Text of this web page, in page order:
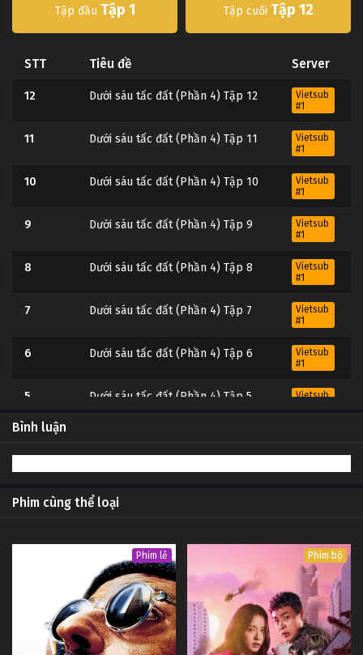
Tập đầu Tập 1 Tập cuối Tập 12
STT Tiêu đề Server
12 Dưới sáu tấc đất (Phần 4) Tập 12
Vietsub
#1
11 Dưới sáu tấc đất (Phần 4) Tập 11
Vietsub
#1
10 Dưới sáu tấc đất (Phần 4) Tập 10
Vietsub
#1
9 Dưới sáu tấc đất (Phần 4) Tập 9
Vietsub
#1
8 Dưới sáu tấc đất (Phần 4) Tập 8
Vietsub
#1
7 Dưới sáu tấc đất (Phần 4) Tập 7
Vietsub
#1
6 Dưới sáu tấc đất (Phần 4) Tập 6
Vietsub
#1
5 Dưới sáu tấc đất (Phần 4) Tập 5
Vietsub
4 Dưới sáu tấc đất (Phần 4) Tập 4
Dưới sáu tấc đất (Phần 4) Tập 1
Vietsub
Bình luận
Phim cùng thể loại
Phim lẻ Phim bộ